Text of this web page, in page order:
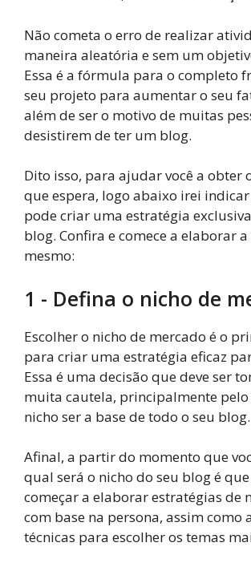
Não cometa o erro de realizar
maneira aleatória e sem um
Essa é a fórmula para o completo
seu projeto para aumentar o seu
além de ser o motivo de muitas
desistirem de ter um blog.
Dito isso, para ajudar você a obter
que espera, logo abaixo irei indicar
pode criar uma estratégia
blog. Confira e comece a elaborar
mesmo:
1 - Defina o nicho de
Escolher o nicho de mercado é o
para criar uma estratégia eficaz
Essa é uma decisão que deve ser
muita cautela, principalmente
nicho ser a base de todo o seu blog.
Afinal, a partir do momento que
qual será o nicho do seu blog é
começar a elaborar estratégias de
com base na persona, assim como
técnicas para escolher os temas